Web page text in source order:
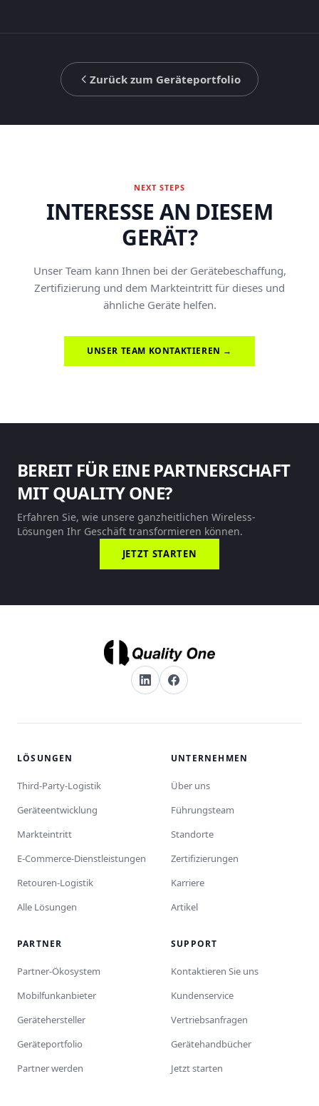
Zurück zum Geräteportfolio
NEXT STEPS
INTERESSE AN DIESEM
GERÄT?
Unser Team kann Ihnen bei der Gerätebeschaffung,
Zertifizierung und dem Markteintritt für dieses und
ähnliche Geräte helfen.
UNSER TEAM KONTAKTIEREN →
BEREIT FÜR EINE PARTNERSCHAFT
MIT QUALITY ONE?
Erfahren Sie, wie unsere ganzheitlichen Wireless-
Lösungen Ihr Geschäft transformieren können.
JETZT STARTEN
LÖSUNGEN
Third-Party-Logistik
Geräteentwicklung
Markteintritt
E-Commerce-Dienstleistungen
Retouren-Logistik
Alle Lösungen
UNTERNEHMEN
Über uns
Führungsteam
Standorte
Zertifizierungen
Karriere
Artikel
PARTNER
Partner-Ökosystem
Mobilfunkanbieter
Gerätehersteller
Geräteportfolio
Partner werden
SUPPORT
Kontaktieren Sie uns
Kundenservice
Vertriebsanfragen
Gerätehandbücher
Jetzt starten